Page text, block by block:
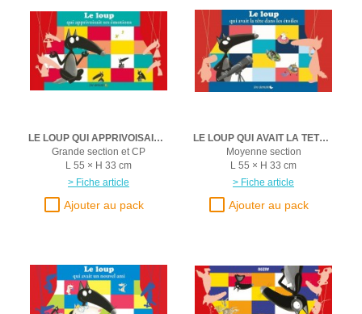
LE LOUP QUI APPRIVOISAIT SES EMOTIONS
Grande section et CP
L 55 × H 33 cm
> Fiche article
LE LOUP QUI AVAIT LA TETE DANS LES ETOILES
Moyenne section
L 55 × H 33 cm
> Fiche article